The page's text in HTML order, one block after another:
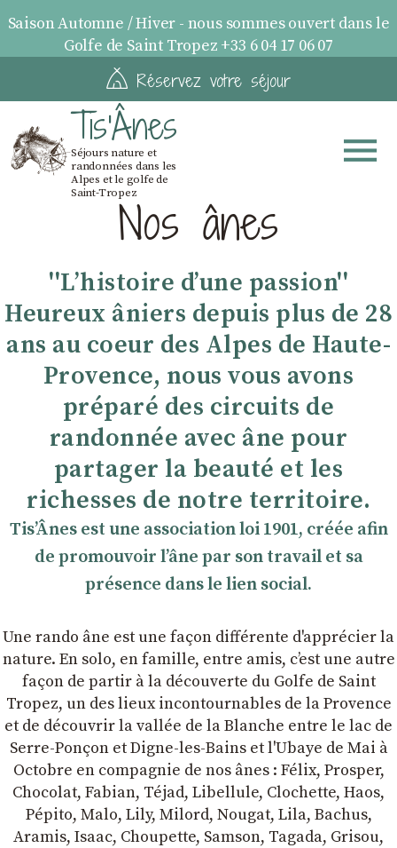
Saison Automne / Hiver - nous sommes ouvert dans le
Golfe de Saint Tropez +33 6 04 17 06 07
Réservez votre séjour
Tis'Ânes
Séjours nature et
randonnées dans les
Alpes et le golfe de
Saint-TropezNos ânes
''Lʼhistoire dʼune passion''
Heureux âniers depuis plus de 28
ans au coeur des Alpes de Haute-
Provence, nous vous avons
préparé des circuits de
randonnée avec âne pour
partager la beauté et les
richesses de notre territoire.
TisʼÂnes est une association loi 1901, créée afin
de promouvoir lʼâne par son travail et sa
présence dans le lien social.
Une rando âne est une façon différente d'apprécier la
nature. En solo, en famille, entre amis, cʼest une autre
façon de partir à la découverte du Golfe de Saint
Tropez, un des lieux incontournables de la Provence
et de découvrir la vallée de la Blanche entre le lac de
Serre-Ponçon et Digne-les-Bains et l'Ubaye de Mai à
Octobre en compagnie de nos ânes : Félix, Prosper,
Chocolat, Fabian, Téjad, Libellule, Clochette, Haos,
Pépito, Malo, Lily, Milord, Nougat, Lila, Bachus,
Aramis, Isaac, Choupette, Samson, Tagada, Grisou,